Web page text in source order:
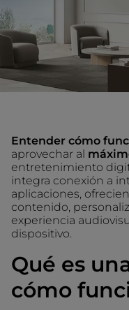
Entender cómo
aprovechar al
entretenimiento
integra conexión a
aplicaciones,
contenido,
experiencia
dispositivo.
Qué es
cómo